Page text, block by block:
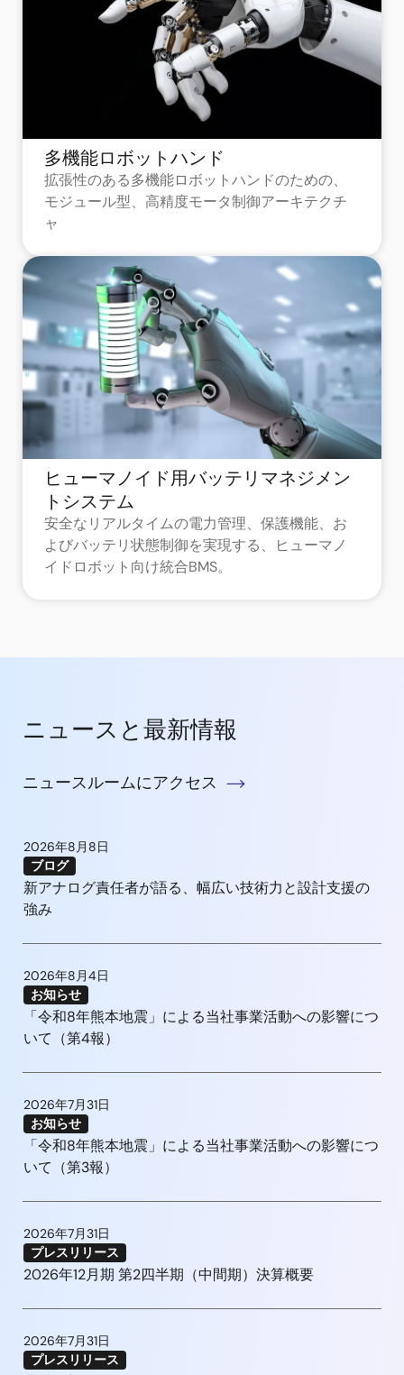
多機能ロボットハンド
拡張性のある多機能ロボットハンドのための、
モジュール型、高精度モータ制御アーキテクチ
ャ
ヒューマノイド用バッテリマネジメン
トシステム
安全なリアルタイムの電力管理、保護機能、お
よびバッテリ状態制御を実現する、ヒューマノ
イドロボット向け統合BMS。
ニュースと最新情報
ニュースルームにアクセス
2026年8月8日
ブログ
新アナログ責任者が語る、幅広い技術力と設計支援の
強み
2026年8月4日
お知らせ
「令和8年熊本地震」による当社事業活動への影響につ
いて（第4報）
2026年7月31日
お知らせ
「令和8年熊本地震」による当社事業活動への影響につ
いて（第3報）
2026年7月31日
プレスリリース
2026年12月期 第2四半期（中間期）決算概要
2026年7月31日
プレスリリース